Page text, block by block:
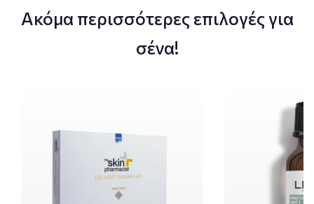
Ακόμα περισσότερες επιλογές για
σένα!